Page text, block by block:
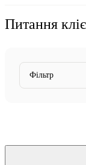
Питання
Фільтр